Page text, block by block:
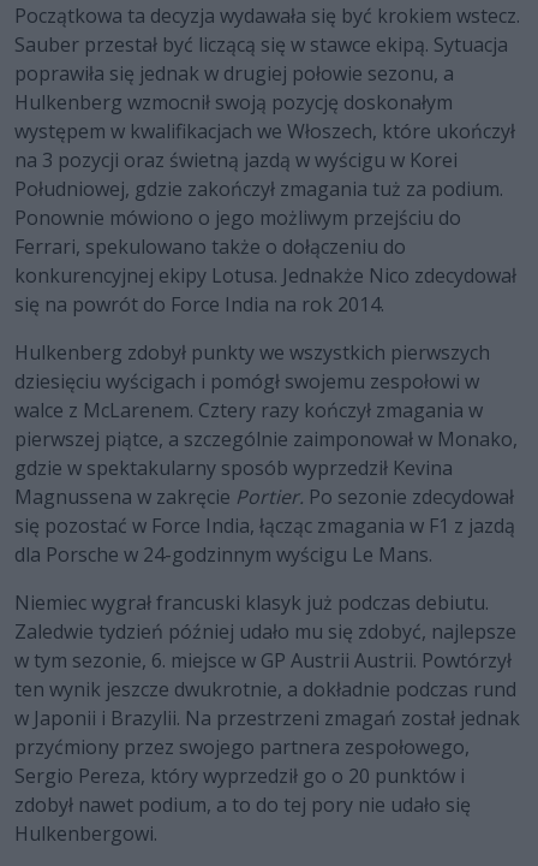
Początkowa ta decyzja wydawała się być krokiem wstecz.
Sauber przestał być liczącą się w stawce ekipą. Sytuacja
poprawiła się jednak w drugiej połowie sezonu, a
Hulkenberg wzmocnił swoją pozycję doskonałym
występem w kwalifikacjach we Włoszech, które ukończył
na 3 pozycji oraz świetną jazdą w wyścigu w Korei
Południowej, gdzie zakończył zmagania tuż za podium.
Ponownie mówiono o jego możliwym przejściu do
Ferrari, spekulowano także o dołączeniu do
konkurencyjnej ekipy Lotusa. Jednakże Nico zdecydował
się na powrót do Force India na rok 2014.
Hulkenberg zdobył punkty we wszystkich pierwszych
dziesięciu wyścigach i pomógł swojemu zespołowi w
walce z McLarenem. Cztery razy kończył zmagania w
pierwszej piątce, a szczególnie zaimponował w Monako,
gdzie w spektakularny sposób wyprzedził Kevina
Magnussena w zakręcie Portier. Po sezonie zdecydował
się pozostać w Force India, łącząc zmagania w F1 z jazdą
dla Porsche w 24-godzinnym wyścigu Le Mans.
Niemiec wygrał francuski klasyk już podczas debiutu.
Zaledwie tydzień później udało mu się zdobyć, najlepsze
w tym sezonie, 6. miejsce w GP Austrii Austrii. Powtórzył
ten wynik jeszcze dwukrotnie, a dokładnie podczas rund
w Japonii i Brazylii. Na przestrzeni zmagań został jednak
przyćmiony przez swojego partnera zespołowego,
Sergio Pereza, który wyprzedził go o 20 punktów i
zdobył nawet podium, a to do tej pory nie udało się
Hulkenbergowi.